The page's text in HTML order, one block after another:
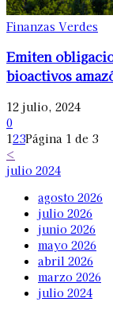
Finanzas Verdes
Emiten
bioactivos
12 julio, 2024
0
123Página 1 de 3
<
julio 2024
agosto 2026
julio 2026
junio 2026
mayo 2026
abril 2026
marzo 2026
julio 2024